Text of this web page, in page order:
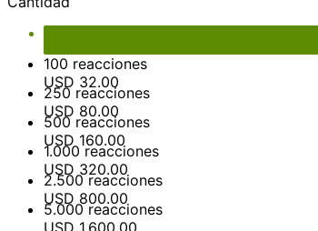
Total de las opciones
USD 16.00
100 reacciones
USD 32.00
250 reacciones
USD 80.00
500 reacciones
USD 160.00
1.000 reacciones
USD 320.00
2.500 reacciones
USD 800.00
5.000 reacciones
USD 1,600.00